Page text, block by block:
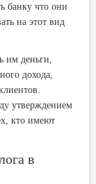
банку что они
на этот вид
им деньги,
дохода,
утверждением
кто имеют
в